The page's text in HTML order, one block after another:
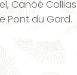
Canöé
Pont du Gard.